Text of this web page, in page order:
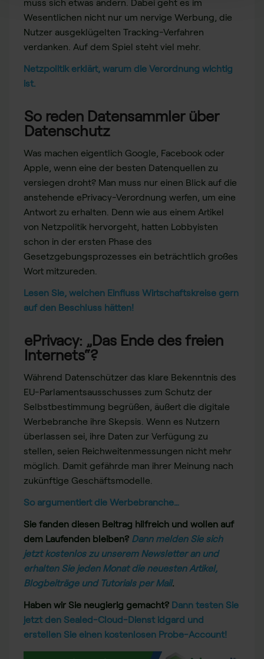
muss sich etwas ändern. Dabei geht es im
Wesentlichen nicht nur um nervige Werbung, die
Nutzer ausgeklügelten Tracking-Verfahren
verdanken. Auf dem Spiel steht viel mehr.
Netzpolitik erklärt, warum die Verordnung wichtig
ist.
So reden Datensammler über
Datenschutz
Was machen eigentlich Google, Facebook oder
Apple, wenn eine der besten Datenquellen zu
versiegen droht? Man muss nur einen Blick auf die
anstehende ePrivacy-Verordnung werfen, um eine
Antwort zu erhalten. Denn wie aus einem Artikel
von Netzpolitik hervorgeht, hatten Lobbyisten
schon in der ersten Phase des
Gesetzgebungsprozesses ein beträchtlich großes
Wort mitzureden.
Lesen Sie, welchen Einfluss Wirtschaftskreise gern
auf den Beschluss hätten!
ePrivacy: „Das Ende des freien
Internets“?
Während Datenschützer das klare Bekenntnis des
EU-Parlamentsausschusses zum Schutz der
Selbstbestimmung begrüßen, äußert die digitale
Werbebranche ihre Skepsis. Wenn es Nutzern
überlassen sei, ihre Daten zur Verfügung zu
stellen, seien Reichweitenmessungen nicht mehr
möglich. Damit gefährde man ihrer Meinung nach
zukünftige Geschäftsmodelle.
So argumentiert die Werbebranche…
Sie fanden diesen Beitrag hilfreich und wollen auf
dem Laufenden bleiben? Dann melden Sie sich
jetzt kostenlos zu unserem Newsletter an und
erhalten Sie jeden Monat die neuesten Artikel,
Blogbeiträge und Tutorials per Mail.
Haben wir Sie neugierig gemacht? Dann testen Sie
jetzt den Sealed-Cloud-Dienst idgard und
erstellen Sie einen kostenlosen Probe-Account!